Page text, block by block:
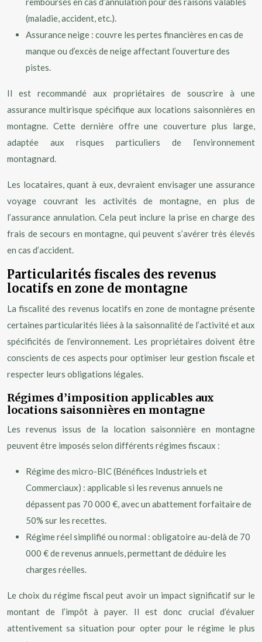
(maladie, accident, etc.).
Assurance neige : couvre les pertes financières en cas de
manque ou d’excès de neige affectant l’ouverture des
pistes.
Il est recommandé aux propriétaires de souscrire à une
assurance multirisque spécifique aux locations saisonnières en
montagne. Cette dernière offre une couverture plus large,
adaptée aux risques particuliers de l’environnement
montagnard.
Les locataires, quant à eux, devraient envisager une assurance
voyage couvrant les activités de montagne, en plus de
l’assurance annulation. Cela peut inclure la prise en charge des
frais de secours en montagne, qui peuvent s’avérer très élevés
en cas d’accident.
Particularités fiscales des revenus
locatifs en zone de montagne
La fiscalité des revenus locatifs en zone de montagne présente
certaines particularités liées à la saisonnalité de l’activité et aux
spécificités de l’environnement. Les propriétaires doivent être
conscients de ces aspects pour optimiser leur gestion fiscale et
respecter leurs obligations légales.
Régimes d’imposition applicables aux
locations saisonnières en montagne
Les revenus issus de la location saisonnière en montagne
peuvent être imposés selon différents régimes fiscaux :
Régime des micro-BIC (Bénéfices Industriels et
Commerciaux) : applicable si les revenus annuels ne
dépassent pas 70 000 €, avec un abattement forfaitaire de
50% sur les recettes.
Régime réel simplifié ou normal : obligatoire au-delà de 70
000 € de revenus annuels, permettant de déduire les
charges réelles.
Le choix du régime fiscal peut avoir un impact significatif sur le
montant de l’impôt à payer. Il est donc crucial d’évaluer
attentivement sa situation pour opter pour le régime le plus